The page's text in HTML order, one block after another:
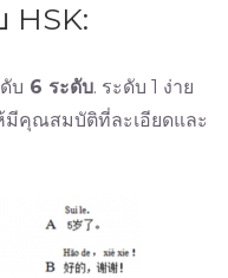
HSK:
บ 6 ระดับ. ระดับ 1 ง่าย
มีคุณสมบัติที่ละเอียดและ